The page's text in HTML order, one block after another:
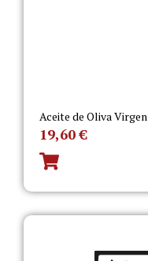
Aceite de Oliva
19,60€